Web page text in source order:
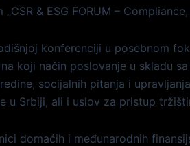
„CSR & ESG FORUM –
konferenciji u posebnom
koji način poslovanje u skladu
socijalnih pitanja i
u Srbiji, ali i uslov za pristup
domaćih i međunarodnih